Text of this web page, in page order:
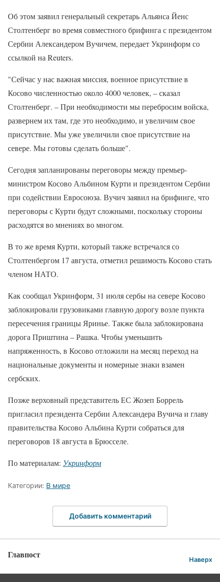
Об этом заявил генеральный секретарь Альянса Йенс
Столтенберг во время совместного брифинга с президентом
Сербии Александером Вучичем, передает Укринформ со
ссылкой на Reuters.
"Сейчас у нас важная миссия, военное присутствие в
Косово численностью около 4000 человек, – сказал
Столтенберг. – При необходимости мы перебросим войска,
развернем их там, где это необходимо, и увеличим свое
присутствие. Мы уже увеличили свое присутствие на
севере. Мы готовы сделать больше".
Сегодня запланированы переговоры между премьер-
министром Косово Альбином Курти и президентом Сербии
при содействии Евросоюза. Вучич заявил на брифинге, что
переговоры с Курти будут сложными, поскольку стороны
расходятся во мнениях во многом.
В то же время Курти, который также встречался со
Столтенбергом 17 августа, отметил решимость Косово стать
членом НАТО.
Как сообщал Укринформ, 31 июля сербы на севере Косово
заблокировали грузовиками главную дорогу возле пункта
пересечения границы Яринье. Также была заблокирована
дорога Приштина – Рашка. Чтобы уменьшить
напряженность, в Косово отложили на месяц переход на
национальные документы и номерные знаки взамен
сербских.
Позже верховный представитель ЕС Жозеп Боррель
пригласил президента Сербии Александера Вучича и главу
правительства Косово Альбина Курти собраться для
переговоров 18 августа в Брюсселе.
По материалам: Укринформ
Категории: В мире
Добавить комментарий
Главпост Наверх